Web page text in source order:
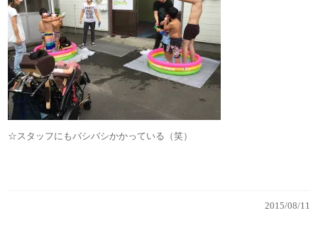
☆スタッフにもバシバシかかっている（笑）
2015/08/11